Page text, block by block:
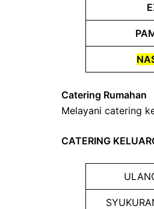
Catering Rumahan
Melayani catering
CATERING